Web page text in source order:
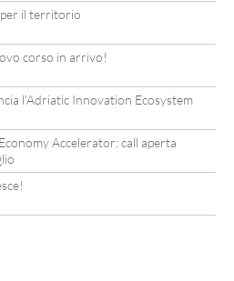
il territorio
corso in arrivo!
l’Adriatic Innovation Ecosystem
Accelerator: call aperta